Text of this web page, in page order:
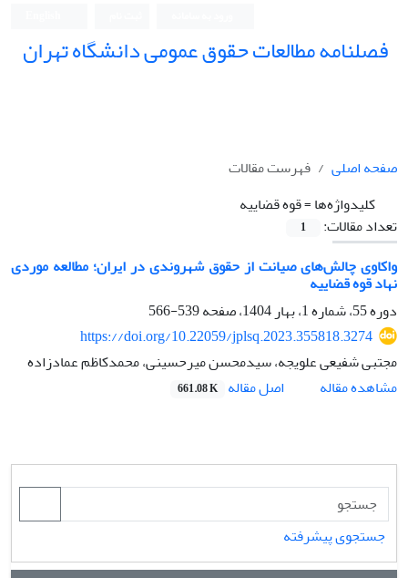
فصلنامه مطالعات حقوق عمومی دانشگاه تهران
صفحه اصلی
فهرست مقالات
کلیدواژه‌ها =قوه قضاییه
تعداد مقالات:
1
واکاوی چالش‌های صیانت از حقوق شهروندی در ایران؛ مطالعه موردی
نهاد قوه قضاییه
دوره 55، شماره 1، بهار 1404، صفحه
539-566
https://doi.org/10.22059/jplsq.2023.355818.3274
مجتبی شفیعی علویجه، سیدمحسن میرحسینی، محمدکاظم عمادزاده
مشاهده مقاله
اصل مقاله 661.08 K
جستجوی پیشرفته